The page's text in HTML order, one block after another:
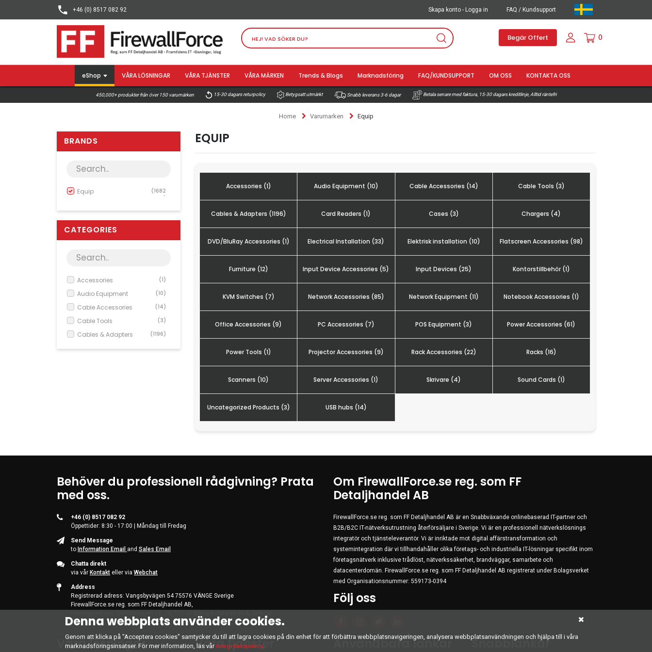
+46 (0) 8517 082 92 Skapa konto - Logga in FAQ / Kundsupport
Begär Offert 0
eShop VÅRA LÖSNINGAR VÅRA TJÄNSTER VÅRA MÄRKEN Trends & Blogs Marknadsföring FAQ/KUNDSUPPORT OM OSS KONTAKTA OSS
450,000+ produkter från över 150 varumärken 15-30 dagars returpolicy Betygsatt utmärkt Snabb leverans 3-6 dagar Betala senare med faktura, 15-30 dagars kreditlinje, Alltid räntefri
Home Varumarken Equip
BRANDS
Equip
(1682
)
CATEGORIES
Accessories (1)
Audio Equipment (10)
Cable Accessories (14)
Cable Tools (3)
Cables & Adapters (1196)
Card Readers (1)
Input Device Accessor... (5)
Kontorstillbehör (1)
KVM Switches
Network Equipment (11)
Notebook Accessories
Office Accessories (9)
PC Accessories
Power Accessories
Power Tools (1)
Projector Accessories (9)
Rack Accessories
Racks (16)
EQUIP
Accessories (1) Audio Equipment (10) Cable Accessories (14) Cable Tools (3)
Cables & Adapters (1196) Card Readers (1) Cases (3) Chargers (4)
DVD/BluRay Accessories (1) Electrical Installation (33) Elektrisk installation (10) Flatscreen Accessories (98)
Furniture (12) Input Device Accessories (5) Input Devices (25) Kontorstillbehör (1)
KVM Switches (7) Network Accessories (85) Network Equipment (11) Notebook Accessories (1)
Office Accessories (9) PC Accessories (7) POS Equipment (3) Power Accessories (61)
Power Tools (1) Projector Accessories (9) Rack Accessories (22) Racks (16)
Scanners (10) Server Accessories (1) Skrivare (4) Sound Cards (1)
Uncategorized Products (3) USB hubs (14)
Behöver du professionell rådgivning? Prata
med oss.
+46 (0) 8517 082 92
Öppettider: 8:30 - 17:00 | Måndag till Fredag
Send Message
to Information Email and Sales Email
Chatta direkt
via vår Kontakt eller via Webchat
Address
Registrerad adress: Vangsbyvägen 54 75576 VÄNGE Sverige
FirewallForce.se reg. som FF Detaljhandel AB,
Om FirewallForce.se reg. som FF
Detaljhandel AB
FirewallForce.se reg. som FF Detaljhandel AB är en Snabbväxande onlinebaserad IT-partner och
B2B/B2C IT-nätverksutrustning återförsäljare i Sverige. Vi är en professionell nätverkslösnings
integratör och tjänsteleverantör. Vi är inriktade mot digital affärstransformation och
systemintegration där vi tillhandahåller olika företags- och industriella IT-lösningar specifikt inom
företagsnätverk inklusive trådlöst, nätverkssäkerhet, brandväggar, samarbete och
datacenterdomän. FirewallForce.se reg. som FF Detaljhandel AB registrerat under Bolagsverket
med Organisationsnummer: 559173-0394
Följ oss
Våra lösningar Våra tjänster Användbara länkar Snabblänkar
Denna webbplats använder cookies.
Genom att klicka på "Acceptera cookies" samtycker du till att lagra cookies på din enhet för att förbättra webbplatsnavigeringen, analysera webbplatsanvändningen och hjälpa till i våra
marknadsföringsinsatser. För mer information, läs vår integritetspolicy.